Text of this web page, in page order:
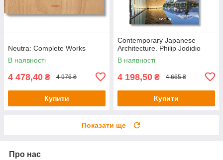
Neutra: Complete Works
В наявності
4 478,40 ₴ 4 976 ₴
Купити
Contemporary Japanese
Architecture. Philip Jodidio
В наявності
4 198,50 ₴ 4 665 ₴
Купити
Показати ще
Про нас